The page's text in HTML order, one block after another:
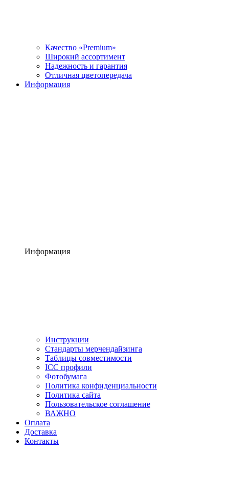
Качество «Premium»
Широкий ассортимент
Надежность и гарантия
Отличная цветопередача
Информация
Информация
Инструкции
Стандарты мерчендайзинга
Таблицы совместимости
ICC профили
Фотобумага
Политика конфиденциальности
Политика сайта
Пользовательское соглашение
ВАЖНО
Оплата
Доставка
Контакты